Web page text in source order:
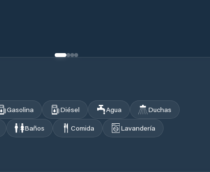
Gasolina Diésel Agua
Duchas
Baños Comida
Lavandería